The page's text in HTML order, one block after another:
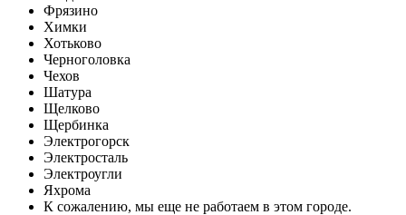
Фрязино
Химки
Хотьково
Черноголовка
Чехов
Шатура
Щелково
Щербинка
Электрогорск
Электросталь
Электроугли
Яхрома
К сожалению, мы еще не работаем в этом городе.